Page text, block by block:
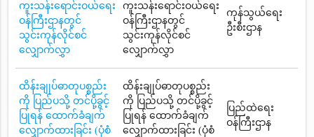
ကူးသန်းရောင်းဝယ်ရေး
ဝန်ကြီးဌာနတွင်
သွင်းကုန်လိုင်စင်
လျှောက်လွှာ
ကူးသန်းရောင်းဝယ်ရေး
ဝန်ကြီးဌာနတွင်
သွင်းကုန်လိုင်စင်
လျှောက်လွှာ
ကုန်သွယ်ရေး
ဦးစီးဌာန
ထိန်းချုပ်ဓာတုပစ္စည်း
ကို ပြည်ပသို့ တင်ပို့ခွင့်
ပြုရန် ထောက်ခံချက်
လျှောက်ထားခြင်း (ပုံစံ
ထိန်းချုပ်ဓာတုပစ္စည်း
ကို ပြည်ပသို့ တင်ပို့ခွင့်
ပြုရန် ထောက်ခံချက်
လျှောက်ထားခြင်း (ပုံစံ
ပြည်ထဲရေး
ဝန်ကြီးဌာန